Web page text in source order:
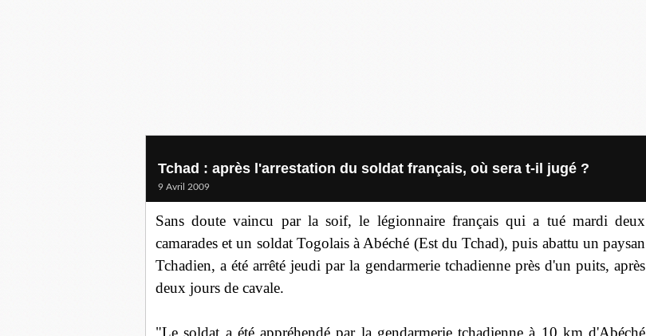
Tchad : après l'arrestation du soldat français, où sera t-il jugé ?
9 Avril 2009
Sans doute vaincu par la soif, le légionnaire français qui a tué mardi deux
camarades et un soldat Togolais à Abéché (Est du Tchad), puis abattu un paysan
Tchadien, a été arrêté jeudi par la gendarmerie tchadienne près d'un puits, après
deux jours de cavale.
"Le soldat a été appréhendé par la gendarmerie tchadienne à 10 km d'Abéché